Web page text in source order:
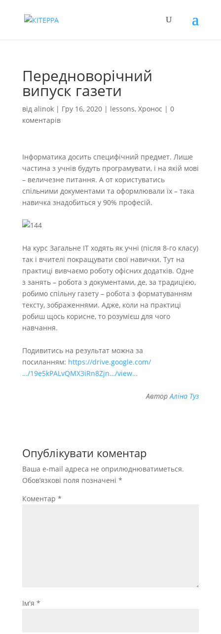
Передноворічний
випуск газети
від alinok| Гру 16, 2020| lessons, Хронос | 0
коментарів
Інформатика досить специфічний предмет. Лише
частина з учнів будуть програмувати, і на якій мові
– величезне питання. А от користуватись
спільними документами та оформлювали їх – така
навичка знадобиться у 90% професій.
На курс Загальне ІТ ходять як учні (після 8-го класу)
так і вчителі покращувати свої навички. Тут на
практиці вивчаємо роботу офісних додатків. Одне
з занять – робота з документами, де, за традицією,
робимо спільну газету – робота з форматуванням
тексту, зображеннями. Адже, коли на практиці
робиш щось корисне, то розумієш для чого
навчання.
Подивитись на результат можна за
посиланням: https://drive.google.com/
…/19e5kPALvQMX3iRn8Zjn…/view…
АвторАліна Туз
Опублікувати коментар
Ваша e-mail адреса не оприлюднюватиметься.
Обов’язкові поля позначені *
Коментар *
Ім'я *